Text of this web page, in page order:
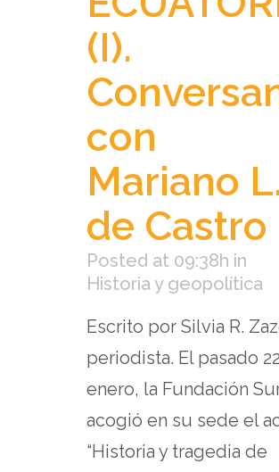
(I).
con
Mariano L.
de Castro
Posted at 09:38h in
Historia y geopolítica
Escrito por Silvia R.
periodista. El pasado
enero, la Fundación
acogió en su sede el
“Historia y tragedia de